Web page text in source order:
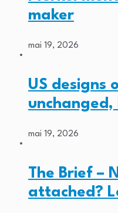
maker
mai 19, 2026
US designs
mai 19, 2026
The Brief –
attached?